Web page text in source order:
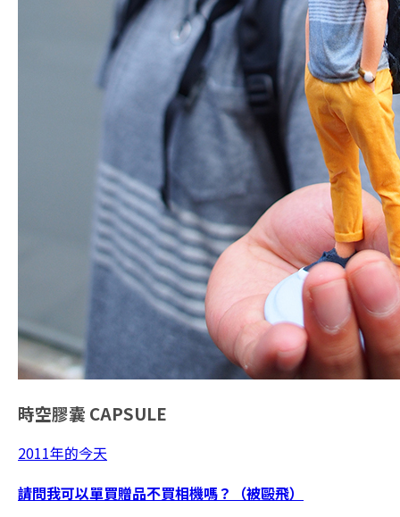
時空膠囊 CAPSULE
2011年的今天
請問我可以單買贈品不買相機嗎？（被毆飛）